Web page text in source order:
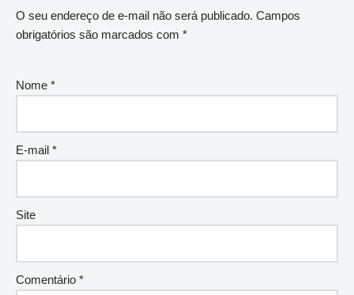
O seu endereço de e-mail não será publicado. Campos
obrigatórios são marcados com *
Nome *
E-mail *
Site
Comentário *